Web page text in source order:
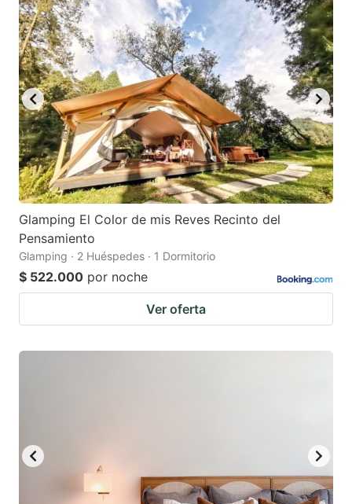
Glamping El Color de mis Reves Recinto del
Pensamiento
Glamping · 2 Huéspedes · 1 Dormitorio
$ 522.000 por noche
Ver oferta